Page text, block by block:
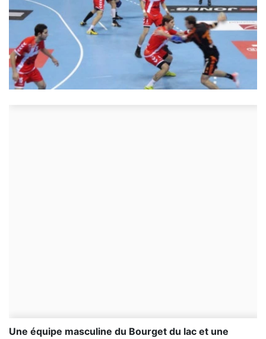
Une équipe masculine du Bourget du lac et une